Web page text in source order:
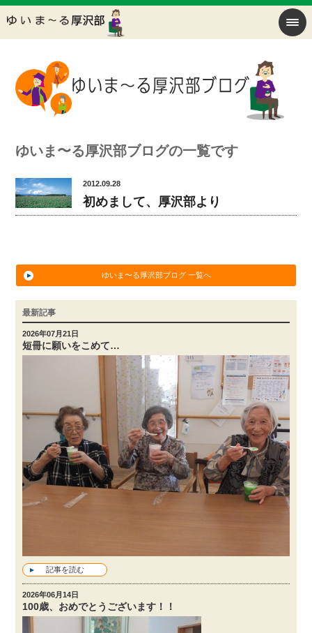
ゆいま〜る厚沢部ブログの一覧です
2012.09.28
初めまして、厚沢部より
ゆいま〜る厚沢部ブログ 一覧へ
最新記事
2026年07月21日
短冊に願いをこめて…
記事を読む
2026年06月14日
100歳、おめでとうございます！！